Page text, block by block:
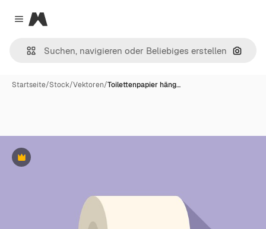
Close menu
Magnific
Nach
Startseite/Stock/Vektoren/Toilettenpapier häng…
Premium